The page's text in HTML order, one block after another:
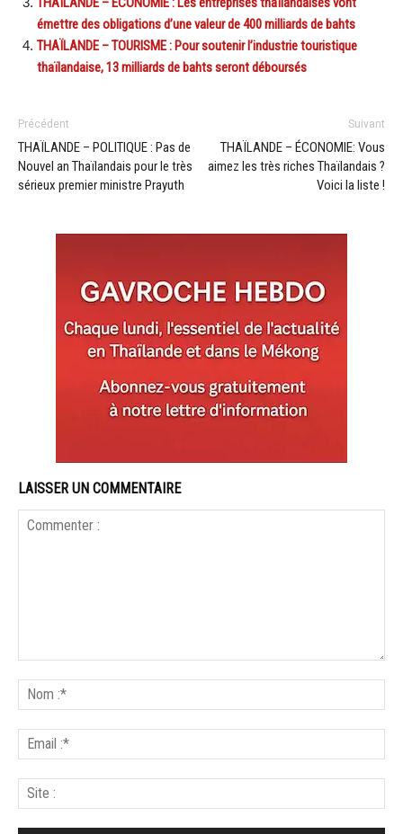
émettre des obligations d’une valeur de 400 milliards de bahts
THAÏLANDE – TOURISME : Pour soutenir l’industrie touristique
thaïlandaise, 13 milliards de bahts seront déboursés
Précédent
THAÏLANDE – POLITIQUE : Pas de
Nouvel an Thaïlandais pour le très
sérieux premier ministre Prayuth
Suivant
THAÏLANDE – ÉCONOMIE: Vous
aimez les très riches Thaïlandais ?
Voici la liste !
LAISSER UN COMMENTAIRE